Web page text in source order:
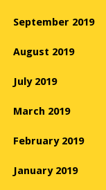
September 2019
August 2019
July 2019
March 2019
February 2019
January 2019